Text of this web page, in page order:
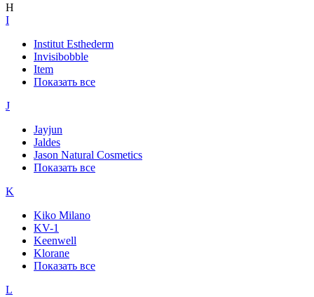
H
I
Institut Esthederm
Invisibobble
Item
Показать все
J
Jayjun
Jaldes
Jason Natural Cosmetics
Показать все
K
Kiko Milano
KV-1
Keenwell
Klorane
Показать все
L